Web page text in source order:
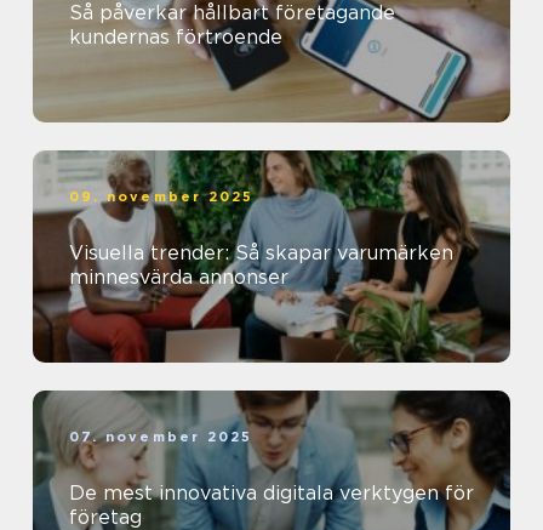
Så påverkar hållbart företagande
kundernas förtroende
09. november 2025
Visuella trender: Så skapar varumärken
minnesvärda annonser
07. november 2025
De mest innovativa digitala verktygen för
företag